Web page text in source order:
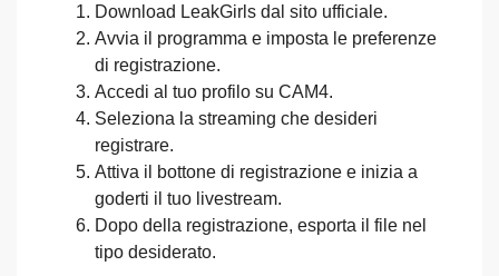
Download LeakGirls dal sito ufficiale.
Avvia il programma e imposta le preferenze
di registrazione.
Accedi al tuo profilo su CAM4.
Seleziona la streaming che desideri
registrare.
Attiva il bottone di registrazione e inizia a
goderti il tuo livestream.
Dopo della registrazione, esporta il file nel
tipo desiderato.